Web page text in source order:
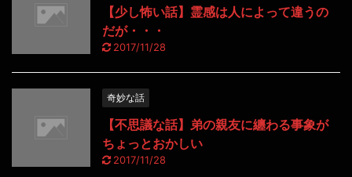
【少し怖い話】霊感は人によって違うの
だが・・・
2017/11/28
奇妙な話
【不思議な話】弟の親友に纏わる事象が
ちょっとおかしい
2017/11/28